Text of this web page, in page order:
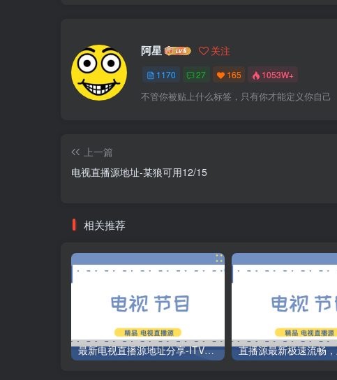
阿星 关注
1170 27 165 1053W+
不管你被贴上什么标签，只有你才能定义你自己
上一篇
电视直播源地址-某狼可用12/15
相关推荐
最新电视直播源地址分享-ITV源3/12